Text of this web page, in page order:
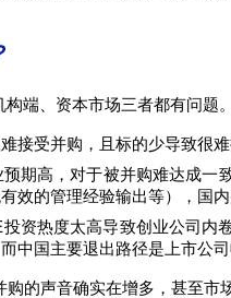
端、资本市场三者都有问题。
接受并购，且标的少导致很难
期高，对于被并购难达成
效的管理经验输出等），国
投资热度太高导致创业公司内
中国主要退出路径是上市公
的声音确实在增多，甚至市